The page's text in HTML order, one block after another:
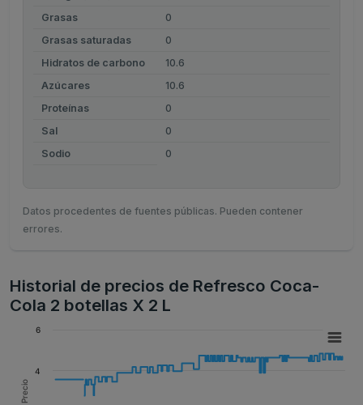
Grasas
0
Grasas saturadas
0
Hidratos de carbono
10.6
Azúcares
10.6
Proteínas
0
Sal
0
Sodio
0
Datos procedentes de fuentes públicas. Pueden contener
errores.
Historial de precios de Refresco Coca-
Cola 2 botellas X 2 L
Precio
4
6